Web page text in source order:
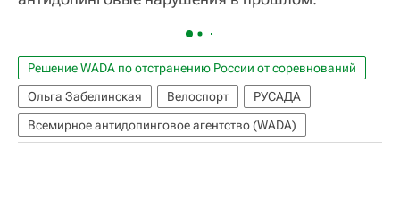
Решение WADA по отстранению России от соревнований
Ольга Забелинская
Велоспорт
РУСАДА
Всемирное антидопинговое агентство (WADA)